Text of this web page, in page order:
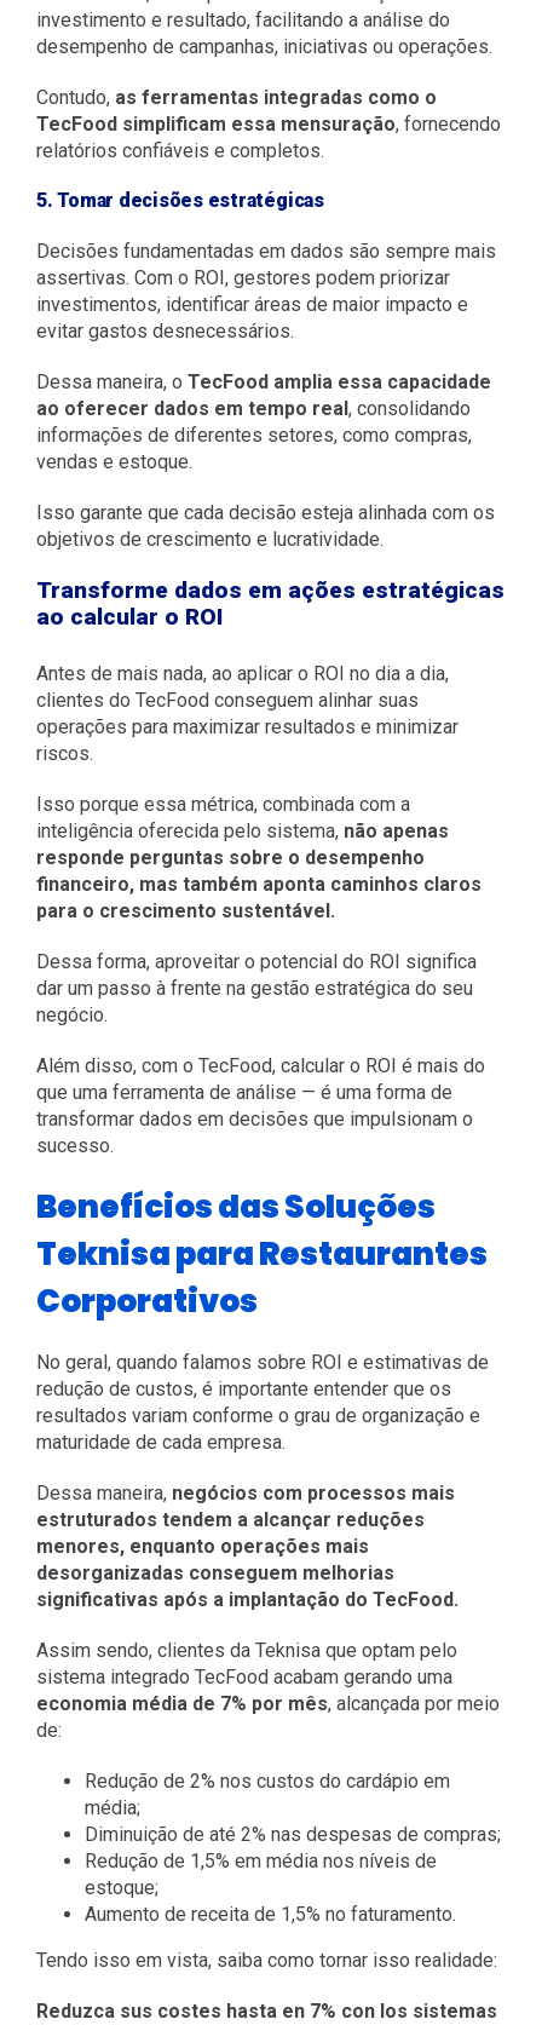
investimento e resultado, facilitando a análise do
desempenho de campanhas, iniciativas ou operações.
Contudo, as ferramentas integradas como o
TecFood simplificam essa mensuração, fornecendo
relatórios confiáveis e completos.
5. Tomar decisões estratégicas
Decisões fundamentadas em dados são sempre mais
assertivas. Com o ROI, gestores podem priorizar
investimentos, identificar áreas de maior impacto e
evitar gastos desnecessários.
Dessa maneira, o TecFood amplia essa capacidade
ao oferecer dados em tempo real, consolidando
informações de diferentes setores, como compras,
vendas e estoque.
Isso garante que cada decisão esteja alinhada com os
objetivos de crescimento e lucratividade.
Transforme dados em ações estratégicas
ao calcular o ROI
Antes de mais nada, ao aplicar o ROI no dia a dia,
clientes do TecFood conseguem alinhar suas
operações para maximizar resultados e minimizar
riscos.
Isso porque essa métrica, combinada com a
inteligência oferecida pelo sistema, não apenas
responde perguntas sobre o desempenho
financeiro, mas também aponta caminhos claros
para o crescimento sustentável.
Dessa forma, aproveitar o potencial do ROI significa
dar um passo à frente na gestão estratégica do seu
negócio.
Além disso, com o TecFood, calcular o ROI é mais do
que uma ferramenta de análise — é uma forma de
transformar dados em decisões que impulsionam o
sucesso.
Benefícios das Soluções
Teknisa para Restaurantes
Corporativos
No geral, quando falamos sobre ROI e estimativas de
redução de custos, é importante entender que os
resultados variam conforme o grau de organização e
maturidade de cada empresa.
Dessa maneira, negócios com processos mais
estruturados tendem a alcançar reduções
menores, enquanto operações mais
desorganizadas conseguem melhorias
significativas após a implantação do TecFood.
Assim sendo, clientes da Teknisa que optam pelo
sistema integrado TecFood acabam gerando uma
economia média de 7% por mês, alcançada por meio
de:
Redução de 2% nos custos do cardápio em
média;
Diminuição de até 2% nas despesas de compras;
Redução de 1,5% em média nos níveis de
estoque;
Aumento de receita de 1,5% no faturamento.
Tendo isso em vista, saiba como tornar isso realidade:
Reduzca sus costes hasta en 7% con los sistemas